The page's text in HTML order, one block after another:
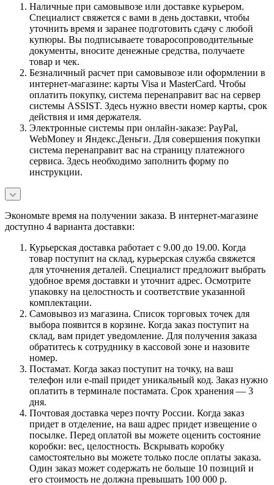
Наличные при самовывозе или доставке курьером.
Специалист свяжется с вами в день доставки, чтобы
уточнить время и заранее подготовить сдачу с любой
купюры. Вы подписываете товаросопроводительные
документы, вносите денежные средства, получаете
товар и чек.
Безналичный расчет при самовывозе или оформлении в
интернет-магазине: карты Visa и MasterCard. Чтобы
оплатить покупку, система перенаправит вас на сервер
системы ASSIST. Здесь нужно ввести номер карты, срок
действия и имя держателя.
Электронные системы при онлайн-заказе: PayPal,
WebMoney и Яндекс.Деньги. Для совершения покупки
система перенаправит вас на страницу платежного
сервиса. Здесь необходимо заполнить форму по
инструкции.
Экономьте время на получении заказа. В интернет-магазине
доступно 4 варианта доставки:
Курьерская доставка работает с 9.00 до 19.00. Когда
товар поступит на склад, курьерская служба свяжется
для уточнения деталей. Специалист предложит выбрать
удобное время доставки и уточнит адрес. Осмотрите
упаковку на целостность и соответствие указанной
комплектации.
Самовывоз из магазина. Список торговых точек для
выбора появится в корзине. Когда заказ поступит на
склад, вам придет уведомление. Для получения заказа
обратитесь к сотруднику в кассовой зоне и назовите
номер.
Постамат. Когда заказ поступит на точку, на ваш
телефон или e-mail придет уникальный код. Заказ нужно
оплатить в терминале постамата. Срок хранения — 3
дня.
Почтовая доставка через почту России. Когда заказ
придет в отделение, на ваш адрес придет извещение о
посылке. Перед оплатой вы можете оценить состояние
коробки: вес, целостность. Вскрывать коробку
самостоятельно вы можете только после оплаты заказа.
Один заказ может содержать не больше 10 позиций и
его стоимость не должна превышать 100 000 р.